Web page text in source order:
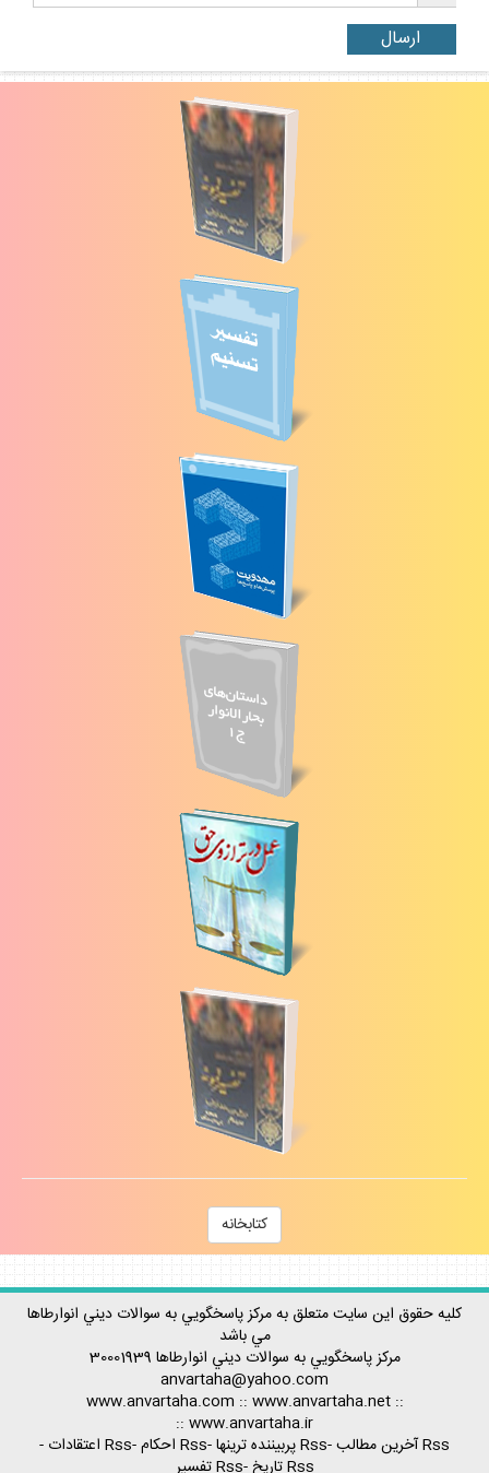
كتابخانه
كليه حقوق اين سايت متعلق به مركز پاسخگويي به سوالات ديني انوارطاها
مي باشد
مركز پاسخگويي به سوالات ديني انوارطاها 30001939
anvartaha@yahoo.com
www.anvartaha.com :: www.anvartaha.net::
www.anvartaha.ir
::
Rss آخرين مطالب
-Rss پربيننده ترينها -Rss احكام -Rss اعتقادات
-
Rss تاريخ
-Rss تفسير